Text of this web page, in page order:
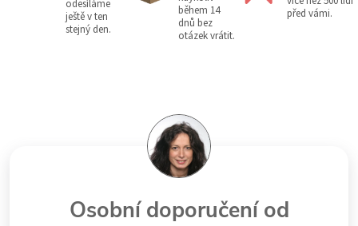
odesíláme
ještě v ten
stejný den.
během 14
dnů bez
otázek vrátit.
před vámi.
Osobní doporučení od